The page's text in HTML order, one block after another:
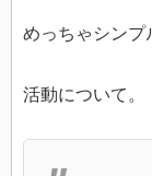
めっちゃシンプ
活動について。